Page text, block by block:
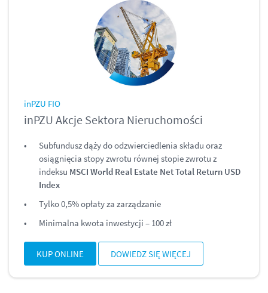
inPZU FIO
inPZU Akcje Sektora Nieruchomości
Subfundusz dąży do odzwierciedlenia składu oraz
osiągnięcia stopy zwrotu równej stopie zwrotu z
indeksu MSCI World Real Estate Net Total Return USD
Index
Tylko 0,5% opłaty za zarządzanie
Minimalna kwota inwestycji – 100 zł
KUP ONLINE DOWIEDZ SIĘ WIĘCEJ